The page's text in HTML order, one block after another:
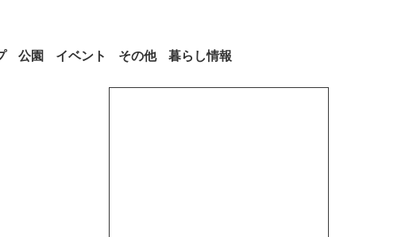
公園 イベント その他 暮らし情報